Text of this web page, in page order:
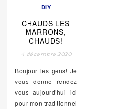
DIY
CHAUDS LES
MARRONS,
CHAUDS!
4 décembre 2020
Bonjour les gens! Je
vous donne rendez
vous aujourd’hui ici
pour mon traditionnel